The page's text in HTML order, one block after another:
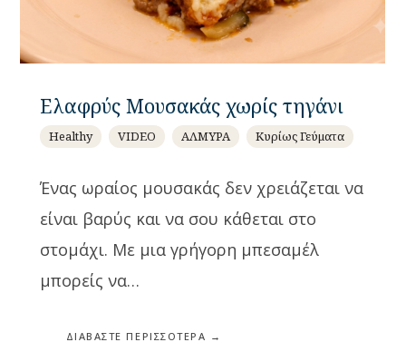
Ελαφρύς Μουσακάς χωρίς τηγάνι
Healthy VIDEO ΑΛΜΥΡΑ Κυρίως Γεύματα
Ένας ωραίος μουσακάς δεν χρειάζεται να
είναι βαρύς και να σου κάθεται στο
στομάχι. Με μια γρήγορη μπεσαμέλ
μπορείς να…
ΔΙΑΒΆΣΤΕ ΠΕΡΙΣΣΌΤΕΡΑ